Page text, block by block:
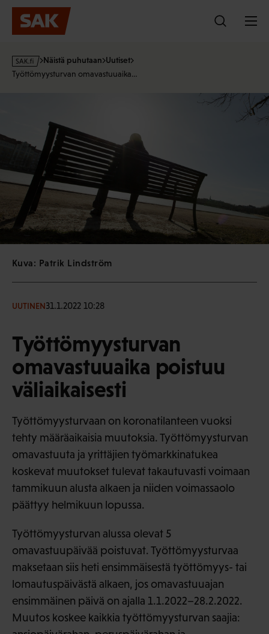
Hyppää
sisältöön
s
a
Näistä puhutaan Uutiset
Työttömyysturvan omavastuuaika…
Kuva: Patrik Lindström
UUTINEN31.1.2022 10:28
Työttömyysturvan
omavastuuaika poistuu
väliaikaisesti
Työttömyysturvaan on koronatilanteen vuoksi
tehty määräaikaisia muutoksia. Työttömyysturvan
omavastuuta ja yrittäjien työmarkkinatukea
koskevat muutokset tulevat takautuvasti voimaan
tammikuun alusta alkaen ja niiden voimassaolo
päättyy helmikuun lopussa.
Työttömyysturvan alussa olevat 5
omavastuupäivää poistuvat. Työttömyysturvaa
maksetaan siis heti ensimmäisestä työttömyys- tai
lomautuspäivästä alkaen, jos omavastuuajan
ensimmäinen päivä on ajalla 1.1.2022–28.2.2022.
Muutos koskee kaikkia työttömyysturvan saajia: